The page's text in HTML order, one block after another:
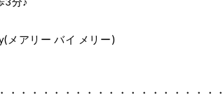
メアリー バイ メリー)
・・・・・・・・・・・・・・・・・・・